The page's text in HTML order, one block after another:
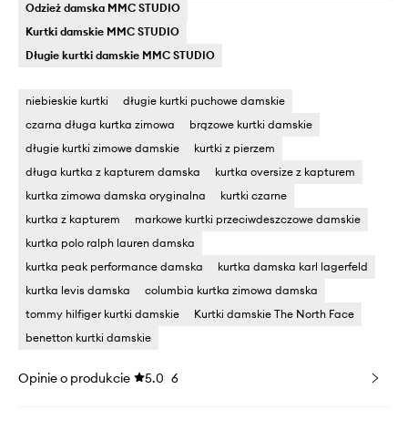
Odzież damska MMC STUDIO
Kurtki damskie MMC STUDIO
Długie kurtki damskie MMC STUDIO
niebieskie kurtki
długie kurtki puchowe damskie
czarna długa kurtka zimowa
brązowe kurtki damskie
długie kurtki zimowe damskie
kurtki z pierzem
długa kurtka z kapturem damska
kurtka oversize z kapturem
kurtka zimowa damska oryginalna
kurtki czarne
kurtka z kapturem
markowe kurtki przeciwdeszczowe damskie
kurtka polo ralph lauren damska
kurtka peak performance damska
kurtka damska karl lagerfeld
kurtka levis damska
columbia kurtka zimowa damska
tommy hilfiger kurtki damskie
Kurtki damskie The North Face
benetton kurtki damskie
Opinie o produkcie 5.0 6